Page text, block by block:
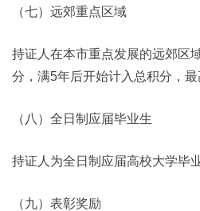
（七）远郊重点区域
持证人在本市重点发展的远郊区
分，满5年后开始计入总积分，最
（八）全日制应届毕业生
持证人为全日制应届高校大学毕
（九）表彰奖励